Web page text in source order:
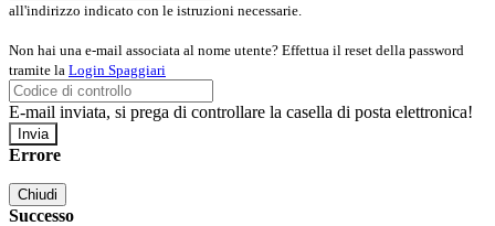
all'indirizzo indicato con le istruzioni necessarie.
Non hai una e-mail associata al nome utente? Effettua il reset della password
tramite la Login Spaggiari
E-mail inviata, si prega di controllare la casella di posta elettronica!
Errore
Chiudi
Successo